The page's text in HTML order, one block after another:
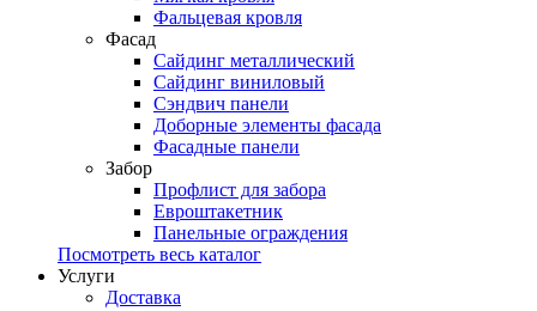
Фальцевая кровля
Фасад
Сайдинг металлический
Сайдинг виниловый
Сэндвич панели
Доборные элементы фасада
Фасадные панели
Забор
Профлист для забора
Евроштакетник
Панельные ограждения
Посмотреть весь каталог
Услуги
Доставка